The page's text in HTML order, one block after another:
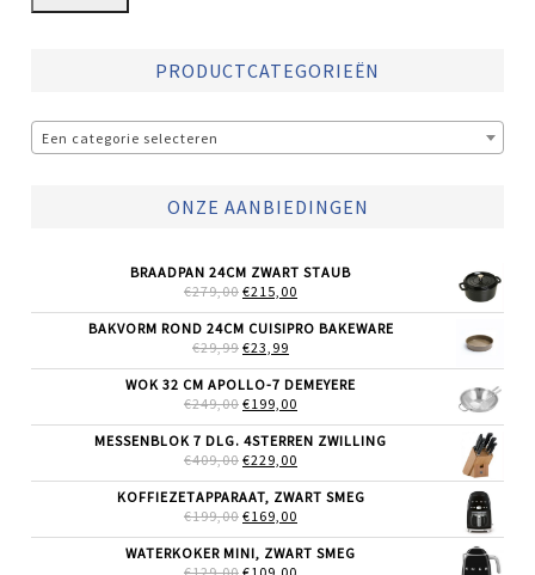
PRODUCTCATEGORIEËN
Een categorie selecteren
ONZE AANBIEDINGEN
BRAADPAN 24CM ZWART STAUB
€279,00 OORSPRONKELIJKE
WAS:
€279,00.
€215,00
IS:
BAKVORM ROND 24CM CUISIPRO BAKEWARE
€29,99 OORSPRONKELIJKE
WAS:
€29,99.
€23,99
IS:
€23,99.
WOK 32 CM APOLLO-7 DEMEYERE
€249,00 OORSPRONKELIJKE
WAS:
€249,00.
€199,00
IS:
MESSENBLOK 7 DLG. 4STERREN ZWILLING
€409,00 OORSPRONKELIJKE
WAS:
€409,00.
€229,00
IS:
KOFFIEZETAPPARAAT, ZWART SMEG
€199,00 OORSPRONKELIJKE
WAS:
€199,00.
€169,00
IS:
WATERKOKER MINI, ZWART SMEG
OORSPRONKELIJKE